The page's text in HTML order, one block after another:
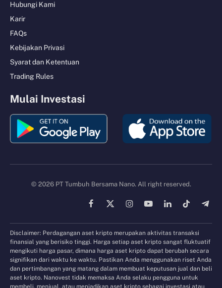
Hubungi Kami
Karir
FAQs
Kebijakan Privasi
Syarat dan Ketentuan
Trading Rules
Mulai Investasi
© 2026 PT Tumbuh Bersama Nano. All right reserved.
Facebook
X
InstagramYouTubeLinkedInTikTok
Disclaimer: Perdagangan aset kripto merupakan aktivitas transaksi
finansial yang berisiko tinggi. Harga setiap aset kripto sangat fluktuatif
mengikuti harga pasar, dimana harga aset kripto dapat berubah secara
signifikan dari waktu ke waktu. Pastikan Anda menggunakan riset Anda
dan pertimbangan yang matang dalam membuat keputusan jual dan beli
aset kripto. Nanovest tidak memaksa Anda selaku pengguna untuk
membeli, menjual, atau menjadikan aset kripto sebagai investasi atau